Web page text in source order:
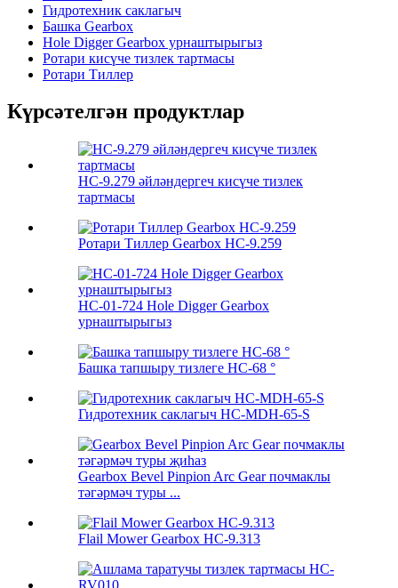
Гидротехник саклагыч
Башка Gearbox
Hole Digger Gearbox урнаштырыгыз
Ротари кисүче тизлек тартмасы
Ротари Тиллер
Күрсәтелгән продуктлар
HC-9.279 әйләндергеч кисүче тизлек
тартмасы
Ротари Тиллер Gearbox HC-9.259
HC-01-724 Hole Digger Gearbox
урнаштырыгыз
Башка тапшыру тизлеге HC-68 °
Гидротехник саклагыч HC-MDH-65-S
Gearbox Bevel Pinpion Arc Gear почмаклы
тәгәрмәч туры ...
Flail Mower Gearbox HC-9.313